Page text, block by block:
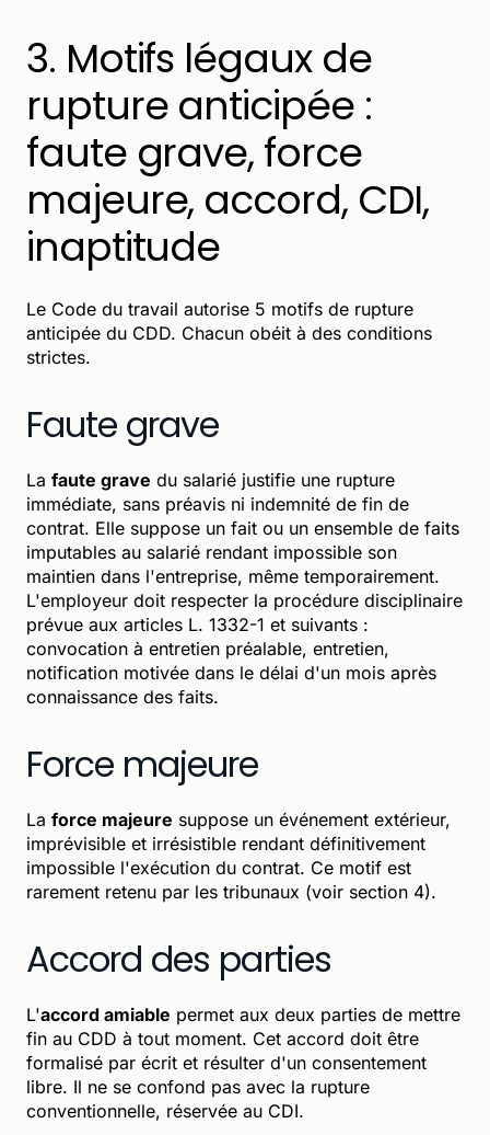
3. Motifs légaux de
rupture anticipée :
faute grave, force
majeure, accord, CDI,
inaptitude
Le Code du travail autorise 5 motifs de rupture
anticipée du CDD. Chacun obéit à des conditions
strictes.
Faute grave
La faute grave du salarié justifie une rupture
immédiate, sans préavis ni indemnité de fin de
contrat. Elle suppose un fait ou un ensemble de faits
imputables au salarié rendant impossible son
maintien dans l'entreprise, même temporairement.
L'employeur doit respecter la procédure disciplinaire
prévue aux articles L. 1332-1 et suivants :
convocation à entretien préalable, entretien,
notification motivée dans le délai d'un mois après
connaissance des faits.
Force majeure
La force majeure suppose un événement extérieur,
imprévisible et irrésistible rendant définitivement
impossible l'exécution du contrat. Ce motif est
rarement retenu par les tribunaux (voir section 4).
Accord des parties
L'accord amiable permet aux deux parties de mettre
fin au CDD à tout moment. Cet accord doit être
formalisé par écrit et résulter d'un consentement
libre. Il ne se confond pas avec la rupture
conventionnelle, réservée au CDI.